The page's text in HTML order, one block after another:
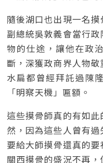
隨後湖口也出現一名
副總統吳敦義會當行
物的仕途，讓他在政
斷，深獲政商界人物
水扁都曾經拜託過陳
「明察天機」匾額。
這些摸骨師真的有如
然，因為這些人曾有
要給大師摸骨還真的
關西摸骨的盛況不再